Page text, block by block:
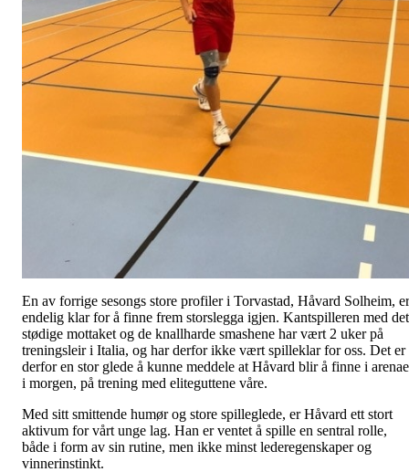
En av forrige sesongs store profiler i Torvastad, Håvard Solheim, er
endelig klar for å finne frem storslegga igjen. Kantspilleren med det
stødige mottaket og de knallharde smashene har vært 2 uker på
treningsleir i Italia, og har derfor ikke vært spilleklar for oss. Det er
derfor en stor glede å kunne meddele at Håvard blir å finne i
i morgen, på trening med eliteguttene våre.
Med sitt smittende humør og store spilleglede, er Håvard ett stort
aktivum for vårt unge lag. Han er ventet å spille en sentral rolle,
både i form av sin rutine, men ikke minst lederegenskaper og
vinnerinstinkt.